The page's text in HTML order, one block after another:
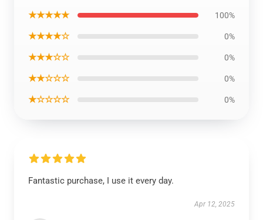
★★★★★ 100%
★★★★☆ 0%
★★★☆☆ 0%
★★☆☆☆ 0%
★☆☆☆☆ 0%
Fantastic purchase, I use it every day.
Apr 12, 2025